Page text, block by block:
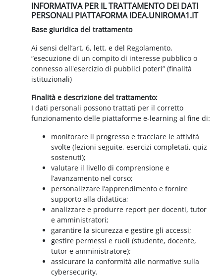
INFORMATIVA PER IL TRATTAMENTO DEI DATI
PERSONALI PIATTAFORMA IDEA.UNIROMA1.IT
Base giuridica del trattamento
Ai sensi dell’art. 6, lett. e del Regolamento,
“esecuzione di un compito di interesse pubblico o
connesso all'esercizio di pubblici poteri” (finalità
istituzionali)
Finalità e descrizione del trattamento:
I dati personali possono trattati per il corretto
funzionamento delle piattaforme e-learning al fine di:
monitorare il progresso e tracciare le attività
svolte (lezioni seguite, esercizi completati, quiz
sostenuti);
valutare il livello di comprensione e
l’avanzamento nel corso;
personalizzare l’apprendimento e fornire
supporto alla didattica;
analizzare e produrre report per docenti, tutor
e amministratori;
garantire la sicurezza e gestire gli accessi;
gestire permessi e ruoli (studente, docente,
tutor e amministratore);
assicurare la conformità alle normative sulla
cybersecurity.